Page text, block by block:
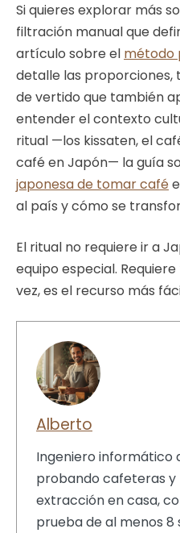
Si quieres explorar más
filtración manual que
artículo sobre el método
detalle las
de vertido que también
entender el contexto
ritual —los kissaten, el
café en Japón— la guía
japonesa de tomar café
al país y cómo se
El ritual no requiere ir a
equipo especial.
vez, es el recurso más
Alberto
Ingeniero informático
probando cafeteras y
extracción en casa,
prueba de al menos